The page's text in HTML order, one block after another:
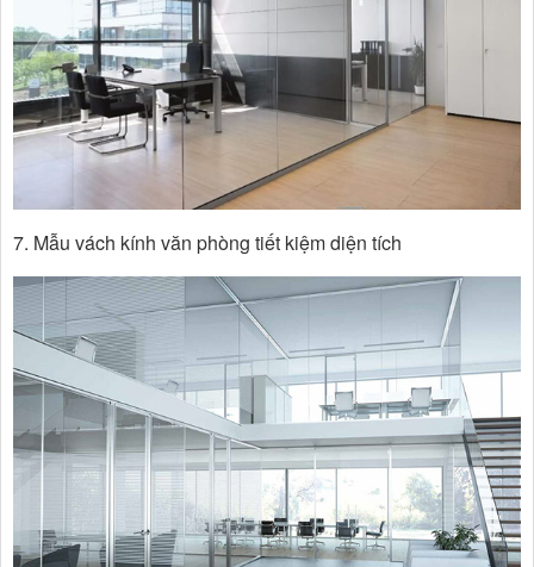
7. Mẫu vách kính văn phòng tiết kiệm diện tích